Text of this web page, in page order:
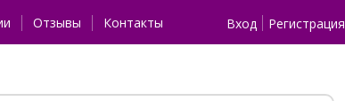
Отзывы Контакты Вход Регистрация